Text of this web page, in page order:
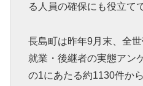
る人員の確保にも役立て
長島町は昨年9月末、全
就業・後継者の実態アン
の1にあたる約1130件か